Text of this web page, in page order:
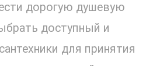
дорогую душевую
доступный и
для принятия